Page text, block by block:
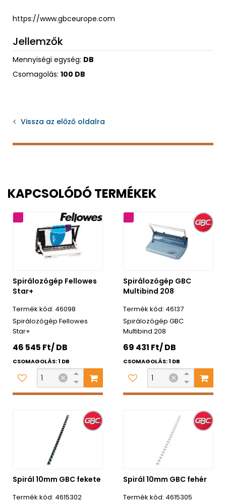
https://www.gbceurope.com
Jellemzők
Mennyiségi egység: DB
Csomagolás: 100 DB
Vissza az előző oldalra
KAPCSOLÓDÓ TERMÉKEK
Spirálozógép Fellowes
Star+
46098
Spirálozógép Fellowes
Star+
46 545 Ft/ DB
CSOMAGOLÁS: 1 DB
2 év garancia
Spirálozógép GBC
Multibind 208
46137
Spirálozógép GBC
Multibind 208
69 431 Ft/ DB
CSOMAGOLÁS: 1 DB
Spirál 10mm GBC fekete
4615302
Spirál 10mm GBC fehér
4615305